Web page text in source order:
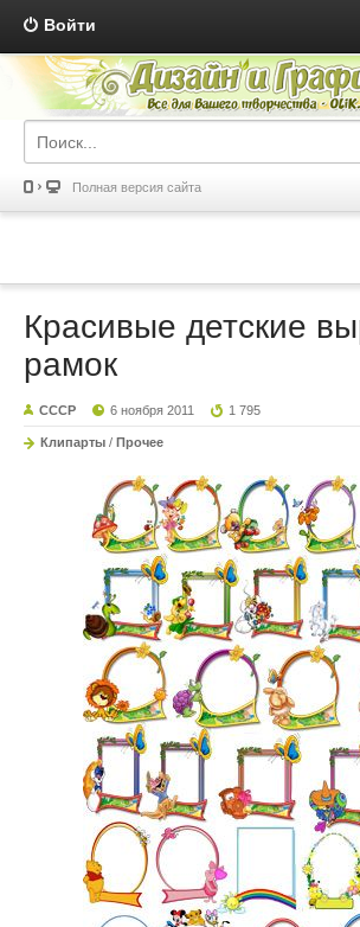
Войти
Полная версия сайта
Красивые детские
рамок
СССР 6 ноября 2011 1 795
Клипарты / Прочее